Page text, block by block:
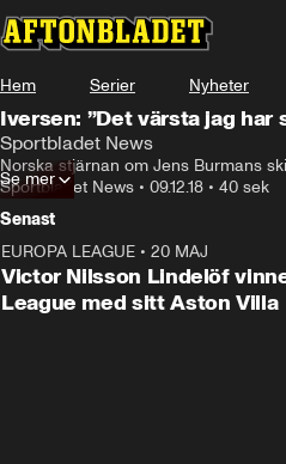
Hem Serier Nyheter
Iversen: ”Det värsta jag har
Sportbladet News
Norska stjärnan om Jens Burmans
Sportbladet News • 09.12.18 • 40 sek
Se mer
Senast
EUROPA LEAGUE • 20 MAJ
Victor Nilsson Lindelöf
League med sitt Aston Villa